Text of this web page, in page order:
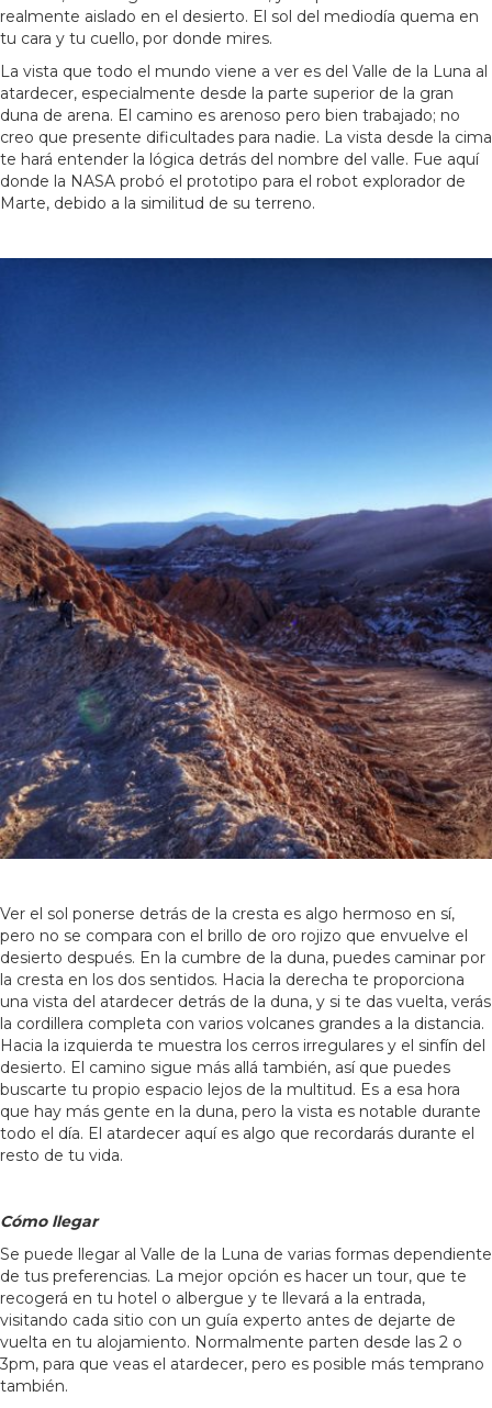
realmente aislado en el desierto. El sol del mediodía quema en
tu cara y tu cuello, por donde mires.
La vista que todo el mundo viene a ver es del Valle de la Luna al
atardecer, especialmente desde la parte superior de la gran
duna de arena. El camino es arenoso pero bien trabajado; no
creo que presente dificultades para nadie. La vista desde la cima
te hará entender la lógica detrás del nombre del valle. Fue aquí
donde la NASA probó el prototipo para el robot explorador de
Marte, debido a la similitud de su terreno.
Ver el sol ponerse detrás de la cresta es algo hermoso en sí,
pero no se compara con el brillo de oro rojizo que envuelve el
desierto después. En la cumbre de la duna, puedes caminar por
la cresta en los dos sentidos. Hacia la derecha te proporciona
una vista del atardecer detrás de la duna, y si te das vuelta, verás
la cordillera completa con varios volcanes grandes a la distancia.
Hacia la izquierda te muestra los cerros irregulares y el sinfín del
desierto. El camino sigue más allá también, así que puedes
buscarte tu propio espacio lejos de la multitud. Es a esa hora
que hay más gente en la duna, pero la vista es notable durante
todo el día. El atardecer aquí es algo que recordarás durante el
resto de tu vida.
Cómo llegar
Se puede llegar al Valle de la Luna de varias formas dependiente
de tus preferencias. La mejor opción es hacer un tour, que te
recogerá en tu hotel o albergue y te llevará a la entrada,
visitando cada sitio con un guía experto antes de dejarte de
vuelta en tu alojamiento. Normalmente parten desde las 2 o
3pm, para que veas el atardecer, pero es posible más temprano
también.